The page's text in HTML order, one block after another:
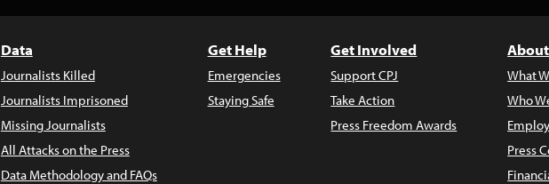
Data
Journalists Killed
Journalists Imprisoned
Missing Journalists
All Attacks on the Press
Data Methodology and FAQs
Get Help
Emergencies
Staying Safe
Get Involved
Support CPJ
Take Action
Press Freedom Awards
What
Who
Press